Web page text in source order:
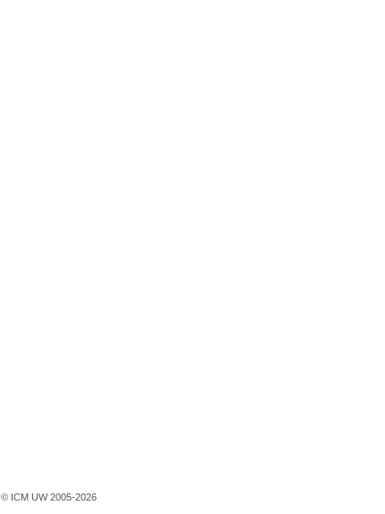
© ICM UW 2005-2026